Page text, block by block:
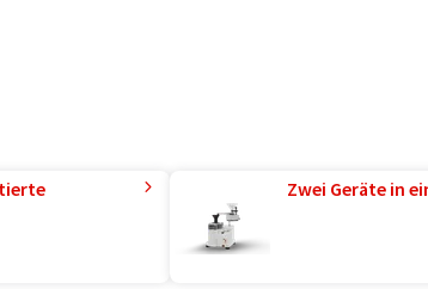
Zwei Geräte in